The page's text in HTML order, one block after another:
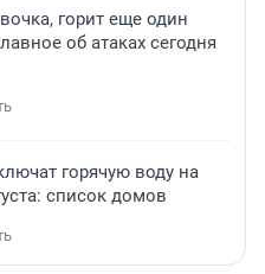
горит еще один
об атаках сегодня
горячую воду на
список домов